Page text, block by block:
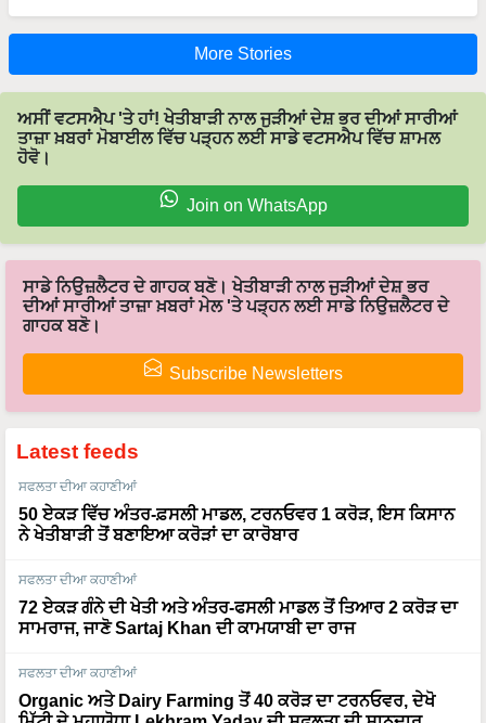
More Stories
ਅਸੀਂ ਵਟਸਐਪ 'ਤੇ ਹਾਂ! ਖੇਤੀਬਾੜੀ ਨਾਲ ਜੁੜੀਆਂ ਦੇਸ਼ ਭਰ ਦੀਆਂ ਸਾਰੀਆਂ
ਤਾਜ਼ਾ ਖ਼ਬਰਾਂ ਮੋਬਾਈਲ ਵਿੱਚ ਪੜ੍ਹਨ ਲਈ ਸਾਡੇ ਵਟਸਐਪ ਵਿੱਚ ਸ਼ਾਮਲ
ਹੋਵੋ।
Join on WhatsApp
ਸਾਡੇ ਨਿਉਜ਼ਲੈਟਰ ਦੇ ਗਾਹਕ ਬਣੋ। ਖੇਤੀਬਾੜੀ ਨਾਲ ਜੁੜੀਆਂ ਦੇਸ਼ ਭਰ
ਦੀਆਂ ਸਾਰੀਆਂ ਤਾਜ਼ਾ ਖ਼ਬਰਾਂ ਮੇਲ 'ਤੇ ਪੜ੍ਹਨ ਲਈ ਸਾਡੇ ਨਿਉਜ਼ਲੈਟਰ ਦੇ
ਗਾਹਕ ਬਣੋ।
Subscribe Newsletters
Latest feeds
ਸਫਲਤਾ ਦੀਆ ਕਹਾਣੀਆਂ
50 ਏਕੜ ਵਿੱਚ ਅੰਤਰ-ਫ਼ਸਲੀ ਮਾਡਲ, ਟਰਨਓਵਰ 1 ਕਰੋੜ, ਇਸ ਕਿਸਾਨ
ਨੇ ਖੇਤੀਬਾੜੀ ਤੋਂ ਬਣਾਇਆ ਕਰੋੜਾਂ ਦਾ ਕਾਰੋਬਾਰ
ਸਫਲਤਾ ਦੀਆ ਕਹਾਣੀਆਂ
72 ਏਕੜ ਗੰਨੇ ਦੀ ਖੇਤੀ ਅਤੇ ਅੰਤਰ-ਫਸਲੀ ਮਾਡਲ ਤੋਂ ਤਿਆਰ 2 ਕਰੋੜ ਦਾ
ਸਾਮਰਾਜ, ਜਾਣੋ Sartaj Khan ਦੀ ਕਾਮਯਾਬੀ ਦਾ ਰਾਜ
ਸਫਲਤਾ ਦੀਆ ਕਹਾਣੀਆਂ
Organic ਅਤੇ Dairy Farming ਤੋਂ 40 ਕਰੋੜ ਦਾ ਟਰਨਓਵਰ, ਦੇਖੋ